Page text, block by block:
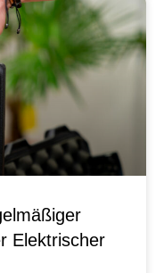
Elektrischer